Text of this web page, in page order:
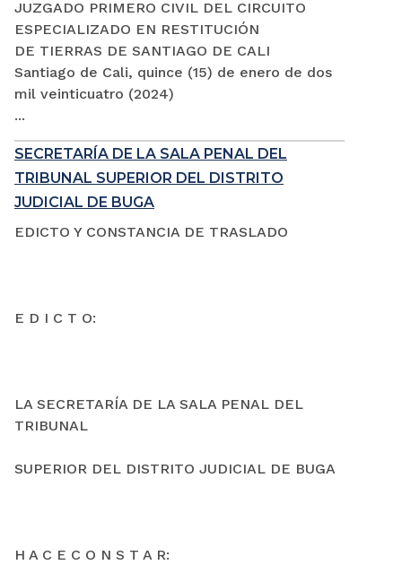
JUZGADO PRIMERO CIVIL DEL CIRCUITO
ESPECIALIZADO EN RESTITUCIÓN
DE TIERRAS DE SANTIAGO DE CALI
Santiago de Cali, quince (15) de enero de dos
mil veinticuatro (2024)
...
SECRETARÍA DE LA SALA PENAL DEL
TRIBUNAL SUPERIOR DEL DISTRITO
JUDICIAL DE BUGA
EDICTO Y CONSTANCIA DE TRASLADO
E D I C T O:
LA SECRETARÍA DE LA SALA PENAL DEL
TRIBUNAL
SUPERIOR DEL DISTRITO JUDICIAL DE BUGA
H A C E C O N S T A R: